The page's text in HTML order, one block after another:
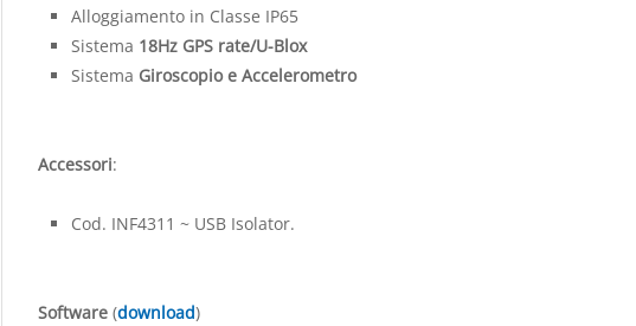
Alloggiamento in Classe IP65
Sistema 18Hz GPS rate/U-Blox
Sistema Giroscopio e Accelerometro
Accessori:
Cod. INF4311 ~ USB Isolator.
Software(download)